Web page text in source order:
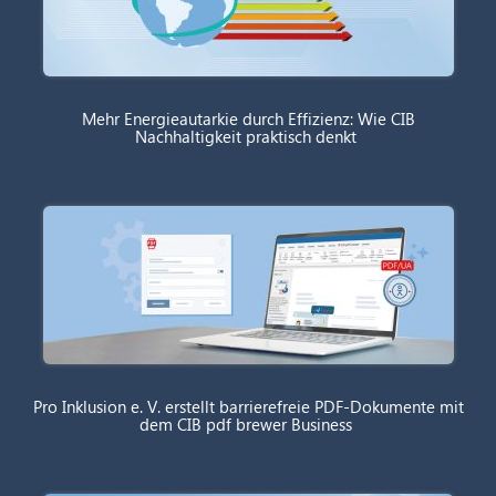
Mehr Energieautarkie durch Effizienz: Wie CIB
Nachhaltigkeit praktisch denkt
Pro Inklusion e. V. erstellt barrierefreie PDF-Dokumente mit
dem CIB pdf brewer Business